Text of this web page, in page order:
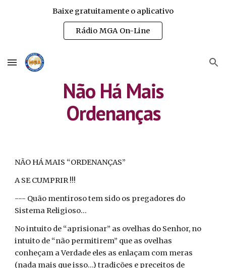
Baixe gratuitamente o aplicativo
Rádio MGA On-Line
Não Há Mais
Ordenanças
NÃO HÁ MAIS “ORDENANÇAS”
A SE CUMPRIR !!!
--- Quão mentiroso tem sido os pregadores do
Sistema Religioso...
No intuito de “aprisionar” as ovelhas do Senhor, no
intuito de “não permitirem” que as ovelhas
conheçam a Verdade eles as enlaçam com meras
(nada mais que isso...) tradições e preceitos de